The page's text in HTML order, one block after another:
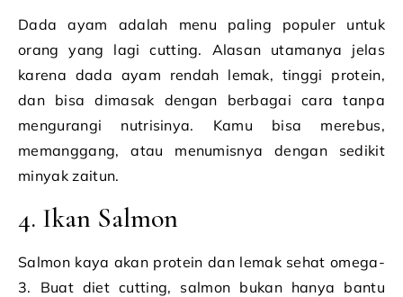
Dada ayam adalah menu paling populer untuk
orang yang lagi cutting. Alasan utamanya jelas
karena dada ayam rendah lemak, tinggi protein,
dan bisa dimasak dengan berbagai cara tanpa
mengurangi nutrisinya. Kamu bisa merebus,
memanggang, atau menumisnya dengan sedikit
minyak zaitun.
4. Ikan Salmon
Salmon kaya akan protein dan lemak sehat omega-
3. Buat diet cutting, salmon bukan hanya bantu